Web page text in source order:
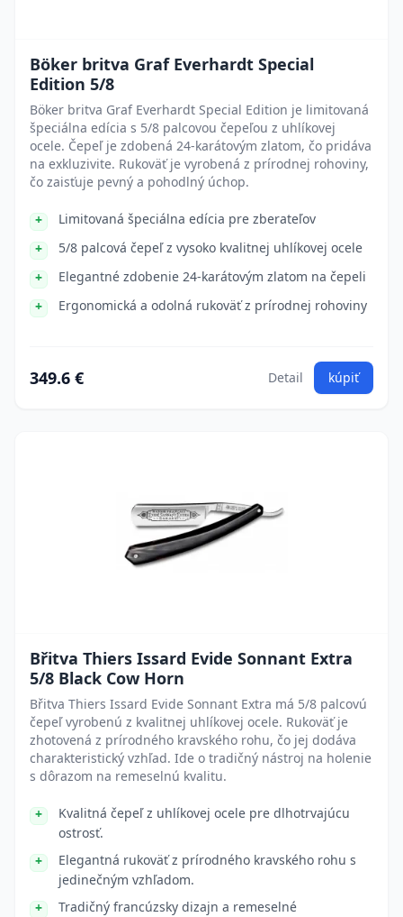
Böker britva Graf Everhardt Special
Edition 5/8
Böker britva Graf Everhardt Special Edition je limitovaná
špeciálna edícia s 5/8 palcovou čepeľou z uhlíkovej
ocele. Čepeľ je zdobená 24-karátovým zlatom, čo pridáva
na exkluzivite. Rukoväť je vyrobená z prírodnej rohoviny,
čo zaisťuje pevný a pohodlný úchop.
Limitovaná špeciálna edícia pre zberateľov
5/8 palcová čepeľ z vysoko kvalitnej uhlíkovej ocele
Elegantné zdobenie 24-karátovým zlatom na čepeli
Ergonomická a odolná rukoväť z prírodnej rohoviny
349.6 € Detail kúpiť
Břitva Thiers Issard Evide Sonnant Extra
5/8 Black Cow Horn
Břitva Thiers Issard Evide Sonnant Extra má 5/8 palcovú
čepeľ vyrobenú z kvalitnej uhlíkovej ocele. Rukoväť je
zhotovená z prírodného kravského rohu, čo jej dodáva
charakteristický vzhľad. Ide o tradičný nástroj na holenie
s dôrazom na remeselnú kvalitu.
Kvalitná čepeľ z uhlíkovej ocele pre dlhotrvajúcu
ostrosť.
Elegantná rukoväť z prírodného kravského rohu s
jedinečným vzhľadom.
Tradičný francúzsky dizajn a remeselné